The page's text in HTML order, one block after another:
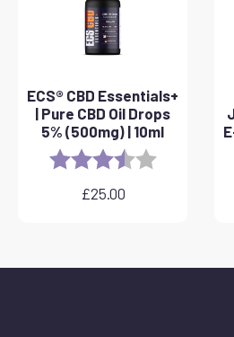
ECS® CBD Essentials+
| Pure CBD Oil Drops
5% (500mg) | 10ml
Rating: 3.8 out of 5
£25.00